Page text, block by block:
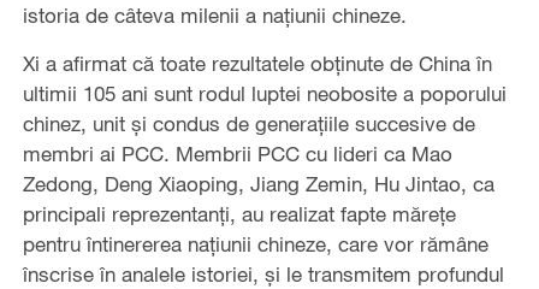
istoria de câteva milenii a națiunii chineze.
Xi a afirmat că toate rezultatele obținute de China în
ultimii 105 ani sunt rodul luptei neobosite a poporului
chinez, unit și condus de generațiile succesive de
membri ai PCC. Membrii PCC cu lideri ca Mao
Zedong, Deng Xiaoping, Jiang Zemin, Hu Jintao, ca
principali reprezentanți, au realizat fapte mărețe
pentru întinererea națiunii chineze, care vor rămâne
înscrise în analele istoriei, și le transmitem profundul